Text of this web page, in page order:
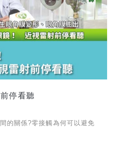
停看聽
的關係?零接觸為何可以避免